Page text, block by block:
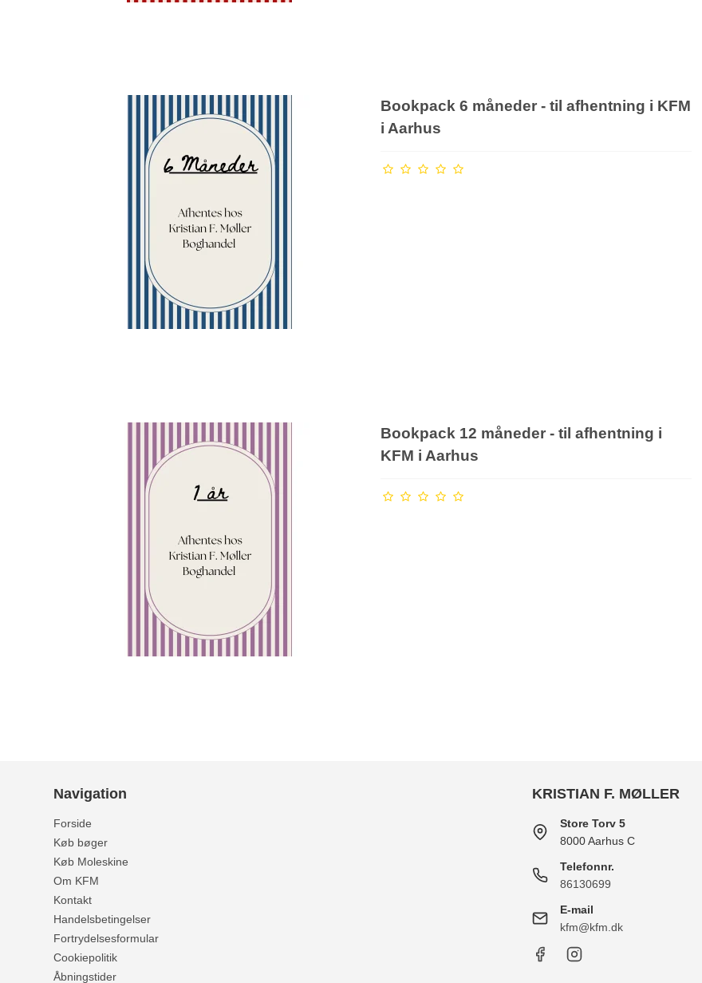
Bookpack 6 måneder - til afhentning i KFM
i Aarhus
Bookpack 12 måneder - til afhentning i
KFM i Aarhus
Navigation
Forside
Køb bøger
Køb Moleskine
Om KFM
Kontakt
Handelsbetingelser
Fortrydelsesformular
Cookiepolitik
Åbningstider
KRISTIAN F. MØLLER
Store Torv 5
8000 Aarhus C
Telefonnr.
86130699
E-mail
kfm@kfm.dk